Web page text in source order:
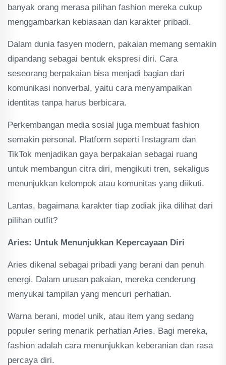
banyak orang merasa pilihan fashion mereka cukup
menggambarkan kebiasaan dan karakter pribadi.
Dalam dunia fasyen modern, pakaian memang semakin
dipandang sebagai bentuk ekspresi diri. Cara
seseorang berpakaian bisa menjadi bagian dari
komunikasi nonverbal, yaitu cara menyampaikan
identitas tanpa harus berbicara.
Perkembangan media sosial juga membuat fashion
semakin personal. Platform seperti Instagram dan
TikTok menjadikan gaya berpakaian sebagai ruang
untuk membangun citra diri, mengikuti tren, sekaligus
menunjukkan kelompok atau komunitas yang diikuti.
Lantas, bagaimana karakter tiap zodiak jika dilihat dari
pilihan outfit?
Aries: Untuk Menunjukkan Kepercayaan Diri
Aries dikenal sebagai pribadi yang berani dan penuh
energi. Dalam urusan pakaian, mereka cenderung
menyukai tampilan yang mencuri perhatian.
Warna berani, model unik, atau item yang sedang
populer sering menarik perhatian Aries. Bagi mereka,
fashion adalah cara menunjukkan keberanian dan rasa
percaya diri.